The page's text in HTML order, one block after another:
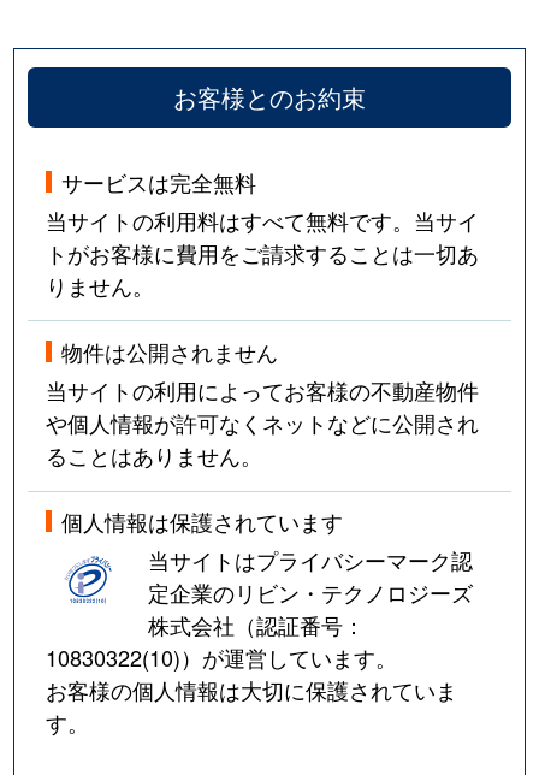
お客様とのお約束
サービスは完全無料
当サイトの利用料はすべて無料です。当サイ
トがお客様に費用をご請求することは一切あ
りません。
物件は公開されません
当サイトの利用によってお客様の不動産物件
や個人情報が許可なくネットなどに公開され
ることはありません。
個人情報は保護されています
当サイトはプライバシーマーク認
定企業のリビン・テクノロジーズ
株式会社（認証番号：
10830322(10)）が運営しています。
お客様の個人情報は大切に保護されていま
す。